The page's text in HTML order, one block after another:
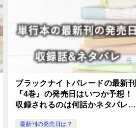
ブラックナイトパレードの最新刊
『4巻』の発売日はいつか予想！
収録されるのは何話かネタバレも
最新刊の発売日は？